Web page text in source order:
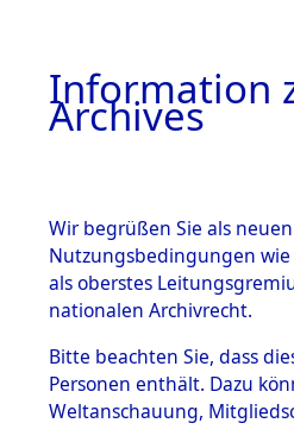
BESTÄNDE
1.
Inhaftierungsdoku
mente
1.2.9 Beim ITS
Information
Archives
Wir begrüßen Sie als
Nutzungsbedingungen wie
als oberstes
nationalen Archivrecht.
Bitte beachten Sie, dass
Personen enthält. Dazu
Weltanschauung,